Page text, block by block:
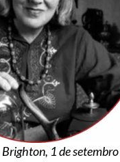
1 de